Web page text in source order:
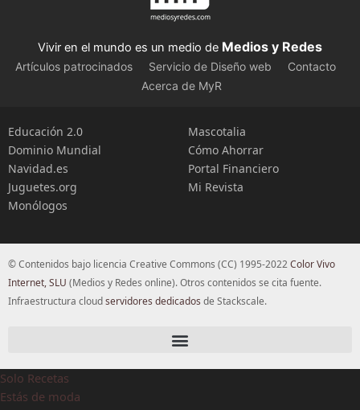
Vivir en el mundo es un medio de Medios y Redes
Artículos patrocinados Servicio de Diseño web
Contacto
Acerca de MyR
Educación 2.0
Dominio Mundial
Navidad.es
Juguetes.org
Monólogos
Mascotalia
Cómo Ahorrar
Portal Financiero
Mi Revista
© Contenidos bajo licencia Creative Commons (CC) 1995-2022Color Vivo
Internet, SLU (Medios y Redes online). Otros contenidos se cita fuente.
Infraestructura cloudservidores dedicados de Stackscale.
Solo Recetas
Estás de moda